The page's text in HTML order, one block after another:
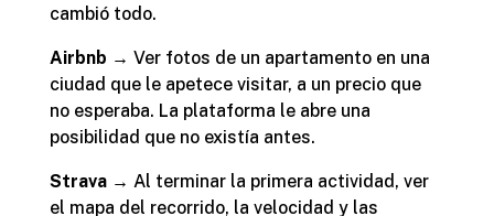
cambió todo.
Airbnb → Ver fotos de un apartamento en una
ciudad que le apetece visitar, a un precio que
no esperaba. La plataforma le abre una
posibilidad que no existía antes.
Strava→ Al terminar la primera actividad, ver
el mapa del recorrido, la velocidad y las